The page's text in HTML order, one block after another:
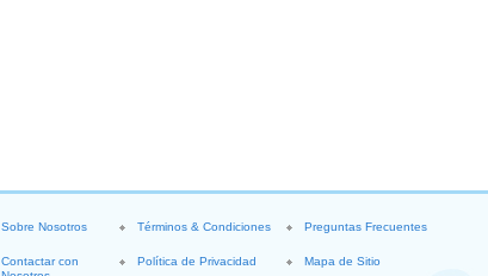
Sobre Nosotros
Contactar con
Términos & Condiciones
Política de Privacidad
Preguntas Frecuentes
Mapa de Sitio